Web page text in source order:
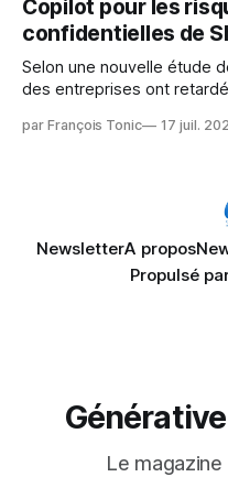
Copilot pour les
confidentielles de
Selon une nouvelle étude
des entreprises ont
données confidentielles de
par François Tonic 17 juil.
NewsletterA propos
Propulsé
Le